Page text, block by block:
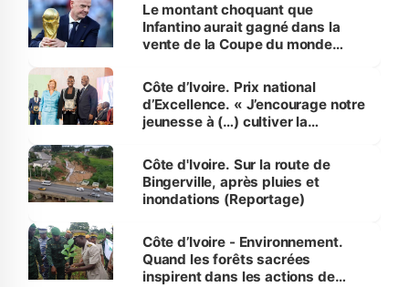
Le montant choquant que
Infantino aurait gagné dans la
vente de la Coupe du monde
Côte d’Ivoire. Prix national
d’Excellence. « J’encourage notre
jeunesse à (…) cultiver la
(Alassane Ouattara
Côte d'Ivoire. Sur la route de
Bingerville, après pluies et
inondations (Reportage)
Côte d’Ivoire - Environnement.
Quand les forêts sacrées
inspirent dans les actions de